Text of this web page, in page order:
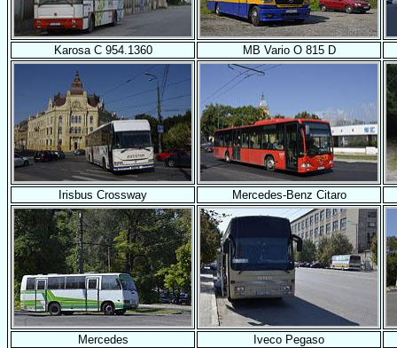
Karosa C 954.1360 MB Vario O 815 D
Irisbus Crossway Mercedes-Benz Citaro
Mercedes Iveco Pegaso